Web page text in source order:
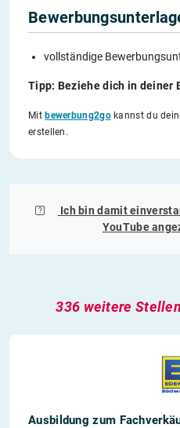
vollständige
Tipp: Beziehe dich in deiner
Mit bewerbung2gokannst du
erstellen.
Ich bin damit
YouTube
336 weitere Stellen
Ausbildung zum